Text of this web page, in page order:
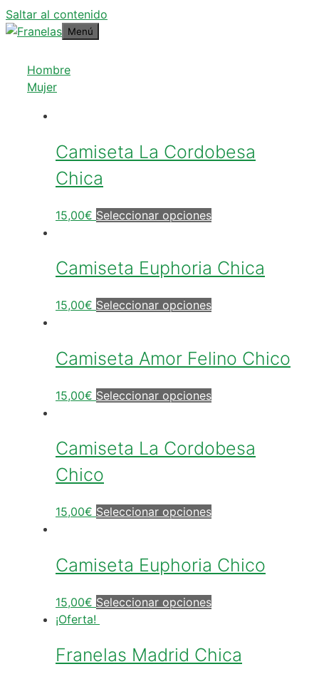
Saltar al contenido
Menú
Hombre
Mujer
Camiseta La Cordobesa
Chica
15,00€ Seleccionar opciones
Camiseta Euphoria Chica
15,00€ Seleccionar opciones
Camiseta Amor Felino Chico
15,00€ Seleccionar opciones
Camiseta La Cordobesa
Chico
15,00€ Seleccionar opciones
Camiseta Euphoria Chico
15,00€ Seleccionar opciones
¡Oferta!
Franelas Madrid Chica